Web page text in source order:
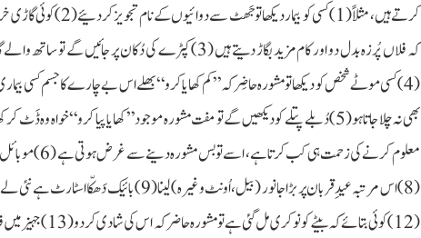
کرتے ہیں، مثلاً (1)کسی
کہ فلاں پُرزہ بدل دو اور کام مزید بگاڑ دیتے ہیں (3)کپڑے
(4)کسی موٹے شخص کو دیکھا تو مشورہ حاضِر کہ ” کم کھایا کرو“ بھلے اس بے چارے کا جسم کسی
بھی نہ چلا جاتا ہو(5)دُبلے پتلے کو دیکھیں گے تو مفت مشورہ موجود ”کھایا پیا کرو“ خواہ
(8) اس مرتبہ عیدِ قربان پربڑا جانور
(بیل، اُونٹ وغیرہ)